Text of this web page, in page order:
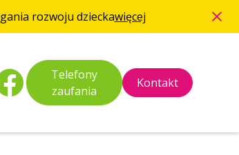
rozwoju dzieckawięcej
Telefony
zaufania
Kontakt